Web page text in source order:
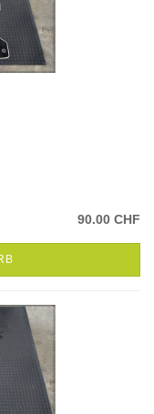
90.00 CHF